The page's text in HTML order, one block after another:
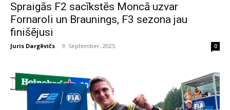
Spraigās F2 sacīkstēs Moncā uzvar
Fornaroli un Braunings, F3 sezona jau
finišējusi
Juris Dargēvičs - 9. September, 2025 0